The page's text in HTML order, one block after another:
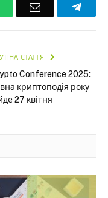
Email
СТАТТЯ
Conference 2025:
криптоподія року
27 квітня